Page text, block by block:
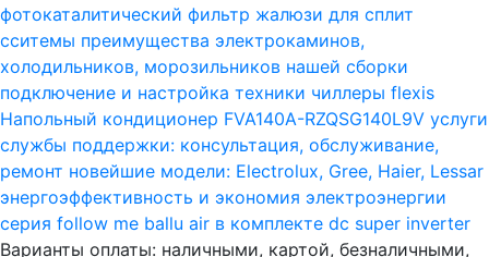
фотокаталитический фильтр жалюзи для сплит
сситемы преимущества электрокаминов,
холодильников, морозильников нашей сборки
подключение и настройка техники чиллеры flexis
Напольный кондиционер FVA140A-RZQSG140L9V услуги
службы поддержки: консультация, обслуживание,
ремонт новейшие модели: Electrolux, Gree, Haier, Lessar
энергоэффективность и экономия электроэнергии
серия follow me ballu air в комплекте dc super inverter
Варианты оплаты: наличными, картой, безналичными,